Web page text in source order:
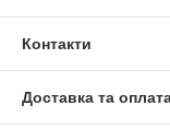
Контакти
Доставка та